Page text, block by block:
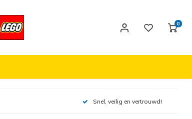
0
Snel, veilig en vertrouwd!